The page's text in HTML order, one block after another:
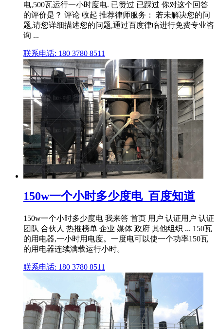
电,500瓦运行一小时度电. 已赞过 已踩过 你对这个回答
的评价是？ 评论 收起 推荐律师服务： 若未解决您的问
题,请您详细描述您的问题,通过百度律临进行免费专业咨
询 ...
联系电话: 180 3780 8511
150w一个小时多少度电_百度知道
150w一个小时多少度电 我来答 首页 用户 认证用户 认证
团队 合伙人 热推榜单 企业 媒体 政府 其他组织 ... 150瓦
的用电器,一小时用电度。一度电可以使一个功率150瓦
的用电器连续满载运行小时。
联系电话: 180 3780 8511